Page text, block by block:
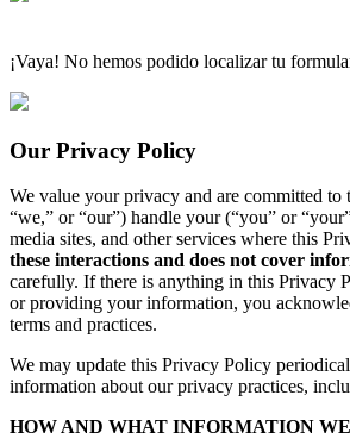
¡Vaya! No hemos podido localizar tu
Our Privacy Policy
We value your privacy and are committed
“we,” or “our”) handle your (“you” or
media sites, and other services where this
these interactions and does not cover
carefully. If there is anything in this Privacy
or providing your information, you
terms and practices.
We may update this Privacy Policy
information about our privacy practices,
HOW AND WHAT INFORMATION